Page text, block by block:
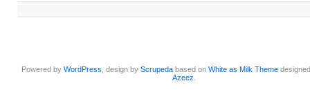
Powered byWordPress , design byScrupeda based onWhite as Milk Theme
Azeez